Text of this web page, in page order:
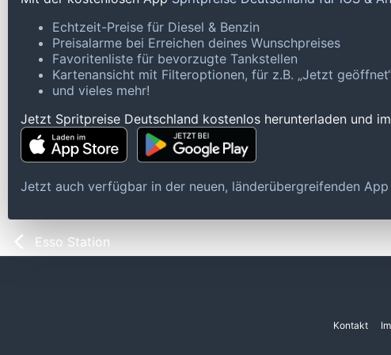
Echtzeit-Preise für Diesel & Benzin
Preisalarme bei Erreichen deines Wunschpreises
Favoritenliste für bevorzugte Tankstellen
Kartenansicht mit Filteroptionen, für z.B. „Jetzt
und vieles mehr!
Jetzt Spritpreise Deutschland kostenlos herunterladen und
Jetzt auch verfügbar in der neuen, länderübergreifenden App
Esso Station
Kontakt